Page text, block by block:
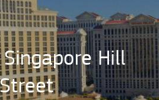
Hill